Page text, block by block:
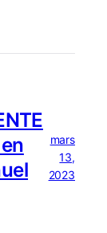
mars
13,
2023